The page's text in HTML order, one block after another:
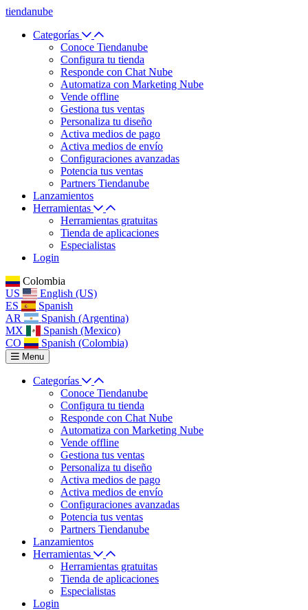
tiendanube
Categorías
Conoce Tiendanube
Configura tu tienda
Responde con Chat Nube
Automatiza con Marketing Nube
Vende offline
Gestiona tus ventas
Personaliza tu diseño
Activa medios de pago
Activa medios de envío
Configuraciones avanzadas
Potencia tus ventas
Partners Tiendanube
Lanzamientos
Herramientas
Herramientas gratuitas
Tienda de aplicaciones
Especialistas
Login
Colombia
US
English (US)
ES
Spanish
AR
Spanish (Argentina)
MX
Spanish (Mexico)
CO
Spanish (Colombia)
Menu
Categorías
Conoce Tiendanube
Configura tu tienda
Responde con Chat Nube
Automatiza con Marketing Nube
Vende offline
Gestiona tus ventas
Personaliza tu diseño
Activa medios de pago
Activa medios de envío
Configuraciones avanzadas
Potencia tus ventas
Partners Tiendanube
Lanzamientos
Herramientas
Herramientas gratuitas
Tienda de aplicaciones
Especialistas
Login